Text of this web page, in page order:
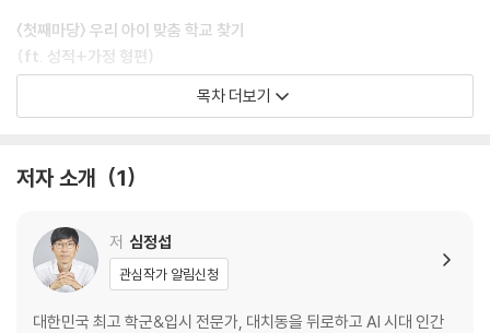
〈첫째마당〉 우리 아이 맞춤 학교 찾기
(ft. 성적+가정 형편)
학원비가 대학 등록금 2배인 영어유치원, 입시 영어 효과는?
학교
명문대로 가는 첫 단추, 우수 중학교를 찾는 방법
영어를 잘하면 국제중학교에 진학해야 할까?
학생 선발권을 가진 서울삼육중과 완주 화산중
고등학교 4개 유형과 입학 전형 방법
목차 더보기
저자 소개 1
저 심정섭
관심작가 알림신청
대한민국 최고 학군&입시 전문가, 대치동을 뒤로하고 AI 시대 인간